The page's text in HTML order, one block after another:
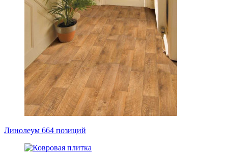
Линолеум 664 позиций